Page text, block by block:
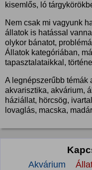
kisemlős, ló
Nem csak mi vagyunk
állatok is hatással
olykor bánatot,
Állatok kategóriában,
tapasztalataikkal,
A legnépszerűbb témák
akvarisztika, akvárium,
háziállat, hörcsög,
lovaglás, macska,
Akvárium